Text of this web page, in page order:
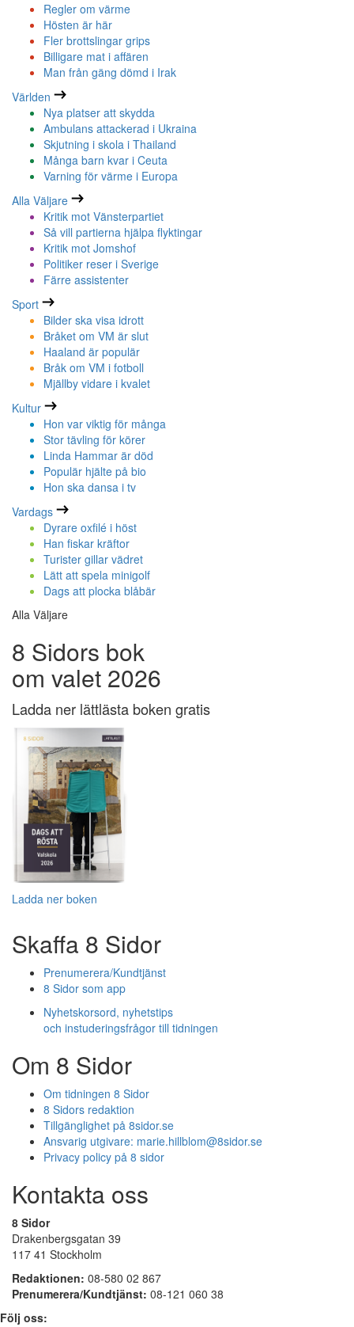
Regler om värme
Hösten är här
Fler brottslingar grips
Billigare mat i affären
Man från gäng dömd i Irak
Världen
Nya platser att skydda
Ambulans attackerad i Ukraina
Skjutning i skola i Thailand
Många barn kvar i Ceuta
Varning för värme i Europa
Alla Väljare
Kritik mot Vänsterpartiet
Så vill partierna hjälpa flyktingar
Kritik mot Jomshof
Politiker reser i Sverige
Färre assistenter
Sport
Bilder ska visa idrott
Bråket om VM är slut
Haaland är populär
Bråk om VM i fotboll
Mjällby vidare i kvalet
Kultur
Hon var viktig för många
Stor tävling för körer
Linda Hammar är död
Populär hjälte på bio
Hon ska dansa i tv
Vardags
Dyrare oxfilé i höst
Han fiskar kräftor
Turister gillar vädret
Lätt att spela minigolf
Dags att plocka blåbär
Alla Väljare
8 Sidors bok
om valet 2026
Ladda ner lättlästa boken gratis
Ladda ner boken
Skaffa 8 Sidor
Prenumerera/Kundtjänst
8 Sidor som app
Nyhetskorsord, nyhetstips
och instuderingsfrågor till tidningen
Om 8 Sidor
Om tidningen 8 Sidor
8 Sidors redaktion
Tillgänglighet på 8sidor.se
Ansvarig utgivare: marie.hillblom@8sidor.se
Privacy policy på 8 sidor
Kontakta oss
8 Sidor
Drakenbergsgatan 39
117 41 Stockholm
Redaktionen: 08-580 02 867
Prenumerera/Kundtjänst: 08-121 060 38
Följ oss: